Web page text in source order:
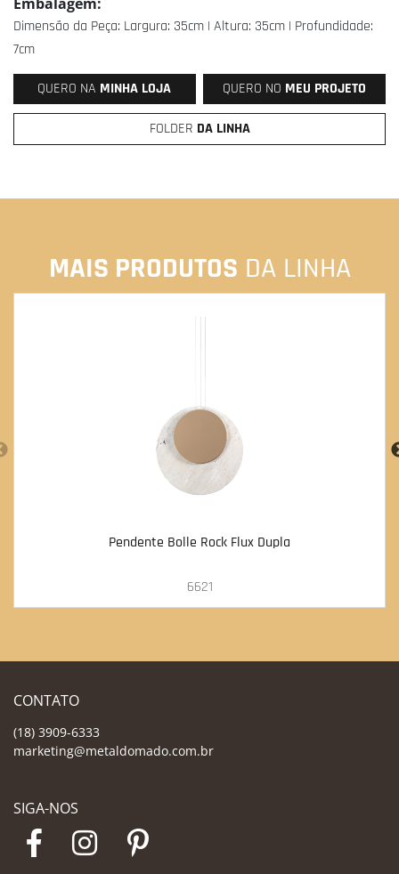
Dimensão da Peça: Largura: 35cm | Altura: 35cm | Profundidade:
7cm
QUERO NA MINHA LOJA QUERO NO MEU PROJETO
FOLDER DA LINHA
MAIS PRODUTOS DA LINHA
Pendente Bolle Rock Flux Dupla
6621
CONTATO
(18) 3909-6333
marketing@metaldomado.com.br
SIGA-NOS